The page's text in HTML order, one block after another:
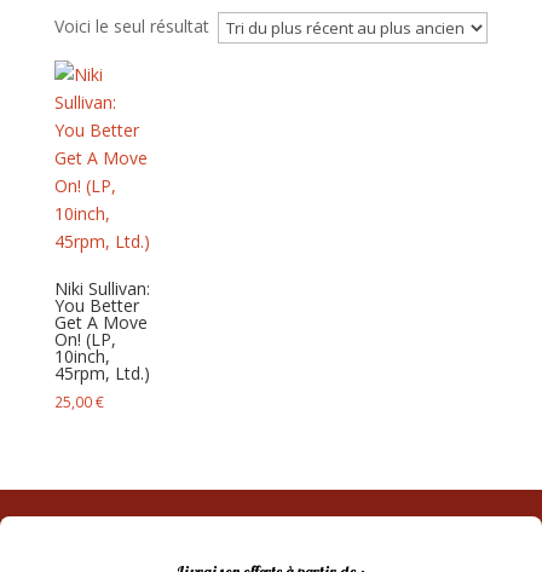
Voici le seul résultat
Niki Sullivan:
You Better
Get A Move
On! (LP,
10inch,
45rpm, Ltd.)
25,00€